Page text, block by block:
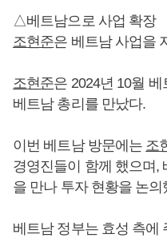
△베트남으로 사업 확장
조현준은 베트남 사업을
조현준은 2024년 10월
베트남 총리를 만났다.
이번 베트남 방문에는 조
경영진들이 함께 했으며,
을 만나 투자 현황을 논의
베트남 정부는 효성 측에